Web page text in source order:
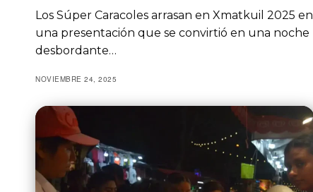
Los Súper Caracoles arrasan en Xmatkuil 2025 en
una presentación que se convirtió en una noche
desbordante…
NOVIEMBRE 24, 2025